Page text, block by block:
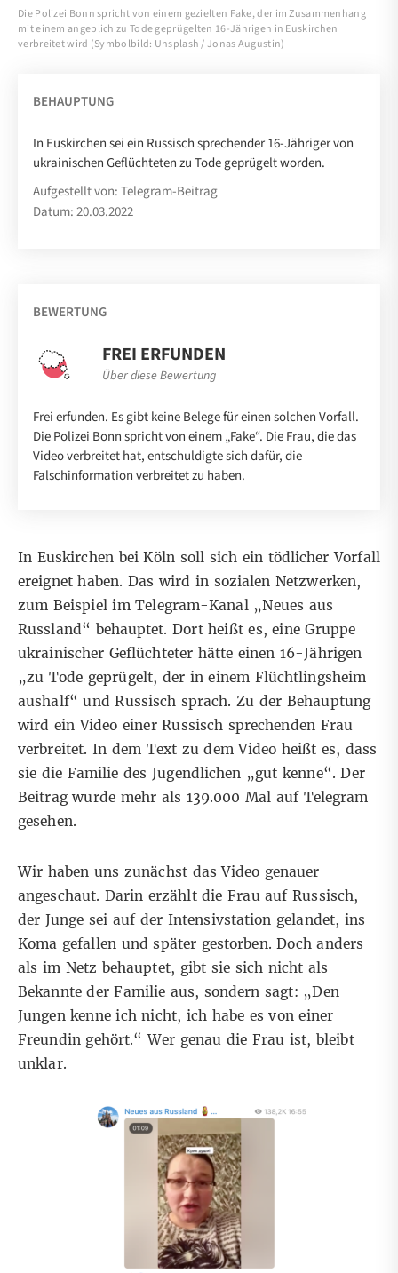
Die Polizei Bonn spricht von einem gezielten Fake, der im Zusammenhang
mit einem angeblich zu Tode geprügelten 16-Jährigen in Euskirchen
verbreitet wird (Symbolbild: Unsplash / Jonas Augustin)
BEHAUPTUNG
In Euskirchen sei ein Russisch sprechender 16-Jähriger von
ukrainischen Geflüchteten zu Tode geprügelt worden.
Aufgestellt von: Telegram-Beitrag
Datum: 20.03.2022
BEWERTUNG
FREI ERFUNDEN
Über diese Bewertung
Frei erfunden. Es gibt keine Belege für einen solchen Vorfall.
Die Polizei Bonn spricht von einem „Fake“. Die Frau, die das
Video verbreitet hat, entschuldigte sich dafür, die
Falschinformation verbreitet zu haben.
In Euskirchen bei Köln soll sich ein tödlicher Vorfall
ereignet haben. Das wird in sozialen Netzwerken,
zum Beispiel im Telegram-Kanal „Neues aus
Russland“ behauptet. Dort heißt es, eine Gruppe
ukrainischer Geflüchteter hätte einen 16-Jährigen
„zu Tode geprügelt, der in einem Flüchtlingsheim
aushalf“ und Russisch sprach. Zu der Behauptung
wird ein Video einer Russisch sprechenden Frau
verbreitet. In dem Text zu dem Video heißt es, dass
sie die Familie des Jugendlichen „gut kenne“. Der
Beitrag wurde mehr als 139.000 Mal auf Telegram
gesehen.
Wir haben uns zunächst das Video genauer
angeschaut. Darin erzählt die Frau auf Russisch,
der Junge sei auf der Intensivstation gelandet, ins
Koma gefallen und später gestorben. Doch anders
als im Netz behauptet, gibt sie sich nicht als
Bekannte der Familie aus, sondern sagt: „Den
Jungen kenne ich nicht, ich habe es von einer
Freundin gehört.“ Wer genau die Frau ist, bleibt
unklar.